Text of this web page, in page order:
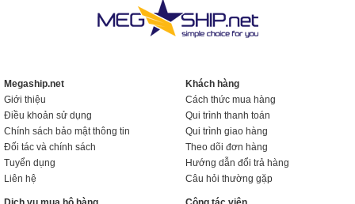
Megaship.net
Giới thiệu
Điều khoản sử dụng
Chính sách bảo mật thông tin
Đối tác và chính sách
Tuyển dụng
Liên hệ
Khách hàng
Cách thức mua hàng
Qui trình thanh toán
Qui trình giao hàng
Theo dõi đơn hàng
Hướng dẫn đổi trả hàng
Câu hỏi thường gặp